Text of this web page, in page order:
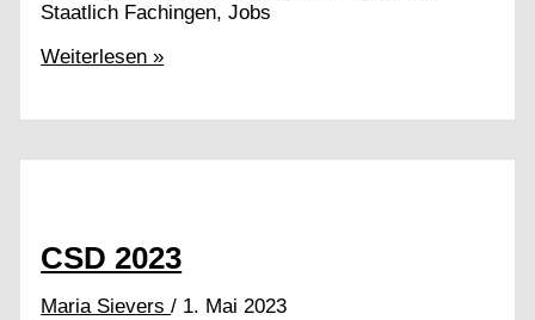
Staatlich Fachingen, Jobs
DANKE!
der
Weiterlesen »
CSD 2023
Maria Sievers/ 1. Mai 2023